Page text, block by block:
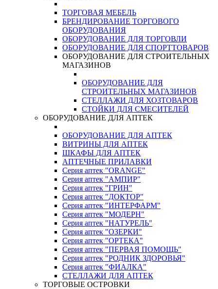
ТОРГОВАЯ МЕБЕЛЬ
БРЕНДИРОВАНИЕ ТОРГОВОГО
ОБОРУДОВАНИЯ
ОБОРУДОВАНИЕ ДЛЯ ТОРГОВЛИ
ОБОРУДОВАНИЕ ДЛЯ СПОРТТОВАРОВ
ОБОРУДОВАНИЕ ДЛЯ СТРОИТЕЛЬНЫХ
МАГАЗИНОВ
ОБОРУДОВАНИЕ ДЛЯ
СТРОИТЕЛЬНЫХ МАГАЗИНОВ
СТЕЛЛАЖИ ДЛЯ ХОЗТОВАРОВ
СТОЙКИ ДЛЯ СМЕСИТЕЛЕЙ
ОБОРУДОВАНИЕ ДЛЯ АПТЕК
ОБОРУДОВАНИЕ ДЛЯ АПТЕК
ВИТРИНЫ ДЛЯ АПТЕК
ШКАФЫ ДЛЯ АПТЕК
АПТЕЧНЫЕ ПРИЛАВКИ
Серия аптек "ORANGE"
Серия аптек "АМПИР"
Серия аптек "ГРИН"
Серия аптек "ДОКТОР"
Серия аптек "ИНТЕРФАРМ"
Серия аптек "МОДЕРН"
Серия аптек "НАТУРЕЛЬ"
Серия аптек "ОЗЕРКИ"
Серия аптек "ОРТЕКА"
Серия аптек "ПЕРВАЯ ПОМОЩЬ"
Серия аптек "РОДНИК ЗДОРОВЬЯ"
Серия аптек "ФИАЛКА"
СТЕЛЛАЖИ ДЛЯ АПТЕК
ТОРГОВЫЕ ОСТРОВКИ